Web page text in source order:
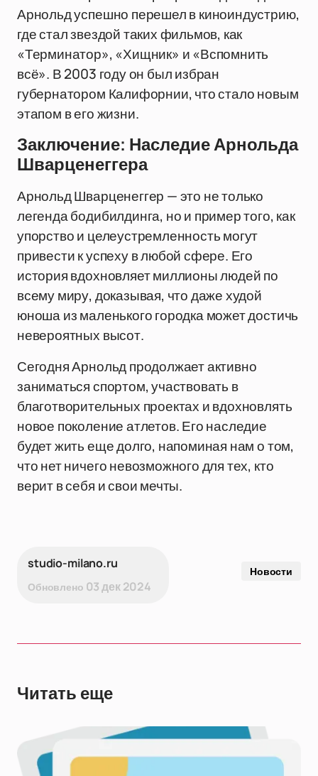
Арнольд успешно перешел в киноиндустрию,
где стал звездой таких фильмов, как
«Терминатор», «Хищник» и «Вспомнить
всё». В 2003 году он был избран
губернатором Калифорнии, что стало новым
этапом в его жизни.
Заключение: Наследие Арнольда
Шварценеггера
Арнольд Шварценеггер — это не только
легенда бодибилдинга, но и пример того, как
упорство и целеустремленность могут
привести к успеху в любой сфере. Его
история вдохновляет миллионы людей по
всему миру, доказывая, что даже худой
юноша из маленького городка может достичь
невероятных высот.
Сегодня Арнольд продолжает активно
заниматься спортом, участвовать в
благотворительных проектах и вдохновлять
новое поколение атлетов. Его наследие
будет жить еще долго, напоминая нам о том,
что нет ничего невозможного для тех, кто
верит в себя и свои мечты.
studio-milano.ru
Обновлено 03 дек 2024
Новости
Читать еще